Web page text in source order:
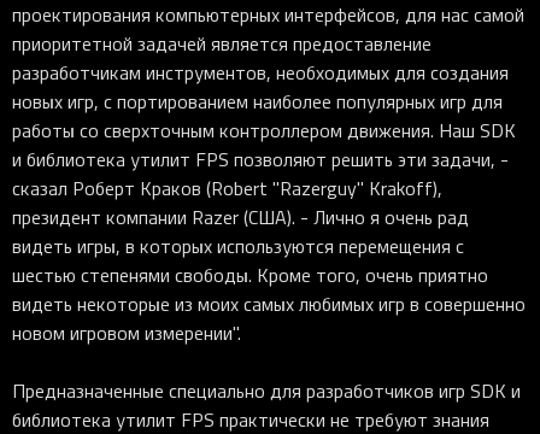
Streamer Companion App
Cortex
проектирования компьютерных интерфейсов, для нас самой
приоритетной задачей является предоставление
разработчикам инструментов, необходимых для создания
новых игр, с портированием наиболее популярных игр для
работы со сверхточным контроллером движения. Наш SDK
и библиотека утилит FPS позволяют решить эти задачи, -
сказал Роберт Краков (Robert "Razerguy" Krakoff),
президент компании Razer (США). - Лично я очень рад
видеть игры, в которых используются перемещения с
шестью степенями свободы. Кроме того, очень приятно
видеть некоторые из моих самых любимых игр в совершенно
новом игровом измерении".
Предназначенные специально для разработчиков игр SDK и
библиотека утилит FPS практически не требуют знания